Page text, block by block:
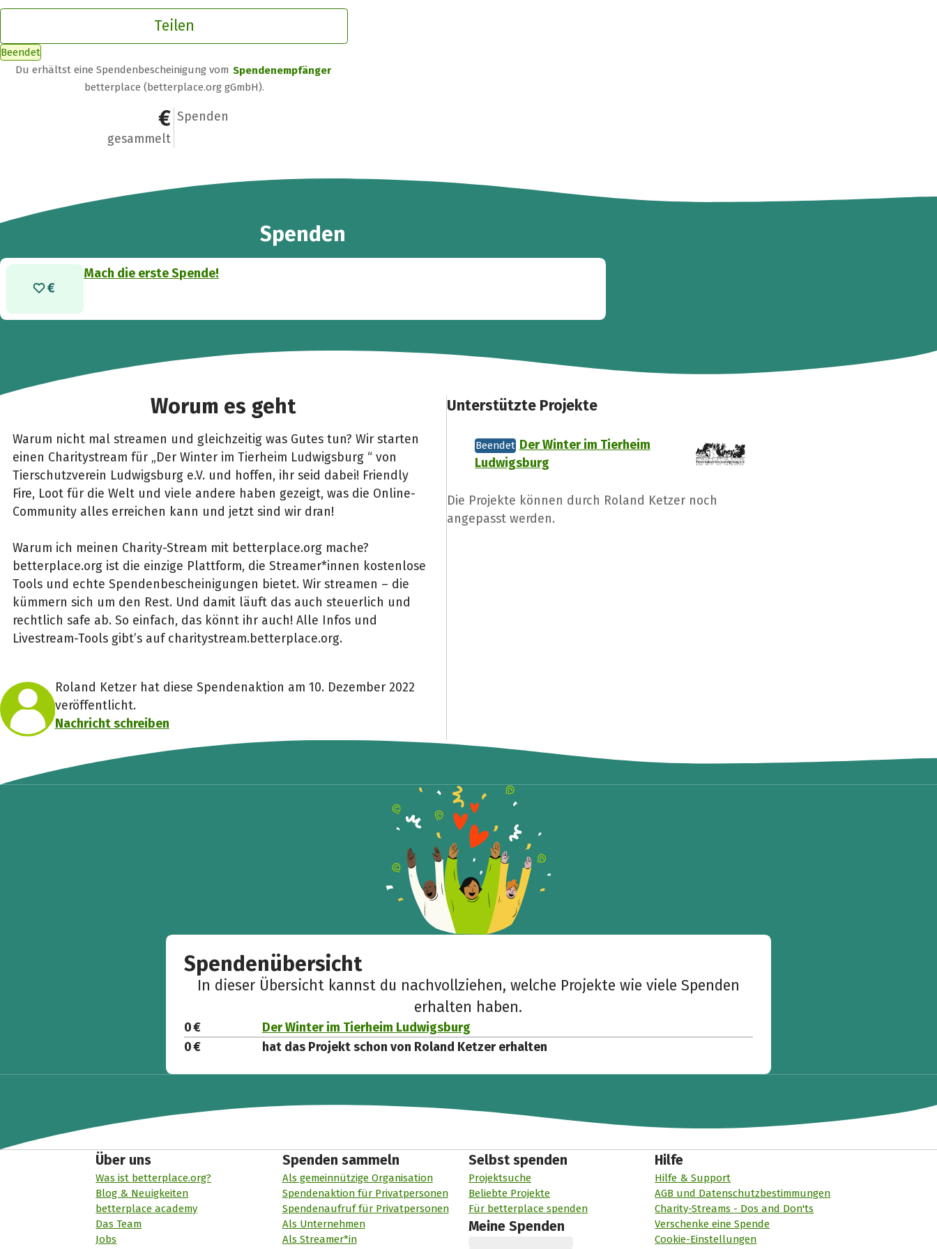
Teilen
Beendet
Du erhältst eine Spendenbescheinigung vom Spendenempfänger
betterplace (betterplace.org gGmbH).
0 €
gesammelt
0
Spenden
Spenden
Mach die erste Spende!
Worum es geht
Warum nicht mal streamen und gleichzeitig was Gutes tun? Wir starten
einen Charitystream für „Der Winter im Tierheim Ludwigsburg “ von
Tierschutzverein Ludwigsburg e.V. und hoffen, ihr seid dabei! Friendly
Fire, Loot für die Welt und viele andere haben gezeigt, was die Online-
Community alles erreichen kann und jetzt sind wir dran!
Warum ich meinen Charity-Stream mit betterplace.org mache?
betterplace.org ist die einzige Plattform, die Streamer*innen kostenlose
Tools und echte Spendenbescheinigungen bietet. Wir streamen – die
kümmern sich um den Rest. Und damit läuft das auch steuerlich und
rechtlich safe ab. So einfach, das könnt ihr auch! Alle Infos und
Livestream-Tools gibt’s auf charitystream.betterplace.org.
Roland Ketzer hat diese Spendenaktion am 10. Dezember 2022
veröffentlicht.
Nachricht schreiben
Unterstützte Projekte
Beendet Der Winter im Tierheim
Ludwigsburg
Die Projekte können durch Roland Ketzer noch
angepasst werden.
Spendenübersicht
In dieser Übersicht kannst du nachvollziehen, welche Projekte wie viele Spenden
erhalten haben.
0 €
Der Winter im Tierheim Ludwigsburg
0 €
hat das Projekt schon von Roland Ketzer erhalten
Über uns
Was ist betterplace.org?
Blog & Neuigkeiten
betterplace academy
Das Team
Jobs
Spenden sammeln
Als gemeinnützige Organisation
Spendenaktion für Privatpersonen
Spendenaufruf für Privatpersonen
Als Unternehmen
Als Streamer*in
Selbst spenden
Projektsuche
Beliebte Projekte
Für betterplace spenden
Meine Spenden
Hilfe
Hilfe & Support
AGB und Datenschutzbestimmungen
Charity-Streams - Dos and Don'ts
Verschenke eine Spende
Cookie-Einstellungen